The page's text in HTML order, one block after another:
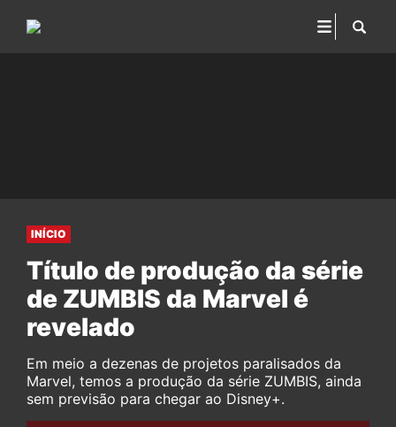
INÍCIO
Título de produção da série
de ZUMBIS da Marvel é
revelado
Em meio a dezenas de projetos paralisados da
Marvel, temos a produção da série ZUMBIS, ainda
sem previsão para chegar ao Disney+.